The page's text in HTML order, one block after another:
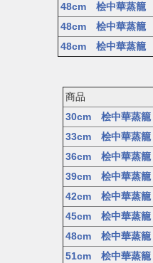
48cm 桧中華蒸籠
48cm 桧中華蒸籠
48cm 桧中華蒸籠
商品
30cm 桧中華蒸
33cm 桧中華蒸
36cm 桧中華蒸
39cm 桧中華蒸
42cm 桧中華蒸
45cm 桧中華蒸
48cm 桧中華蒸
51cm 桧中華蒸